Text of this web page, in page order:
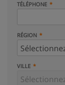
TÉLÉPHONE
RÉGION
VILLE